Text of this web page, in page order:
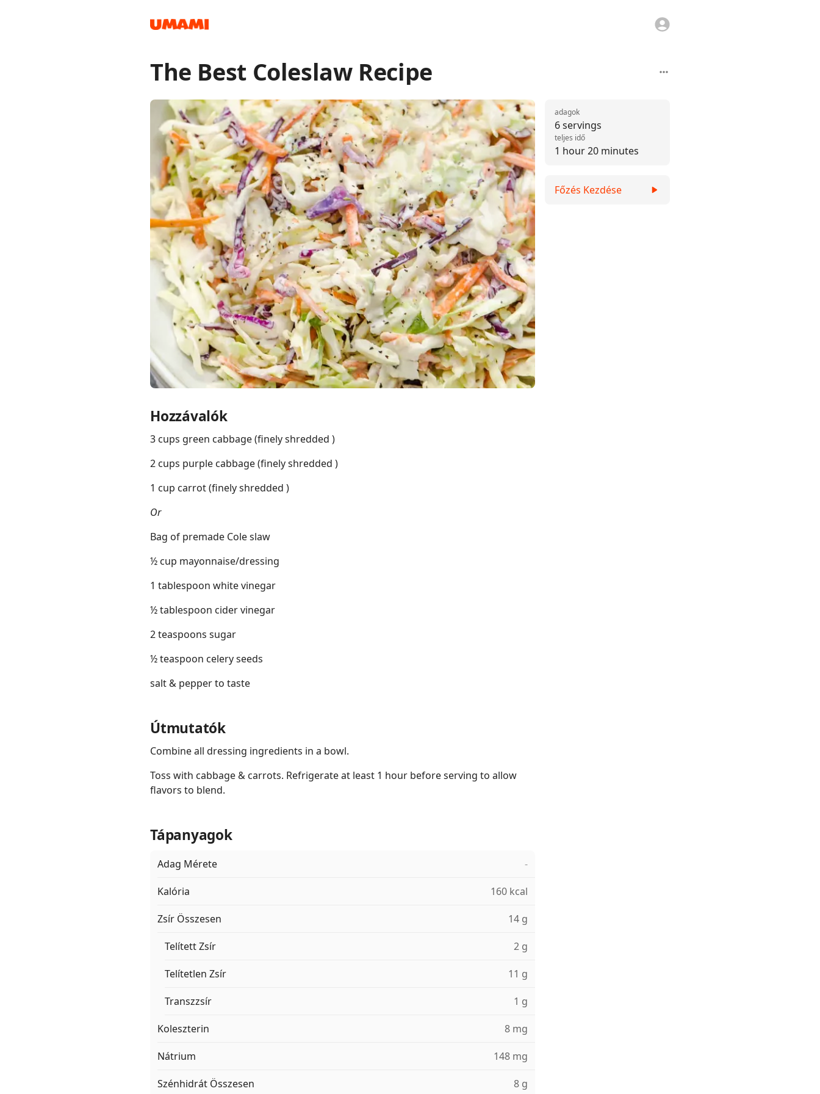
The Best Coleslaw Recipe
Hozzávalók
3 cups green cabbage (finely shredded )
2 cups purple cabbage (finely shredded )
1 cup carrot (finely shredded )
Or
Bag of premade Cole slaw
½ cup mayonnaise/dressing
1 tablespoon white vinegar
½ tablespoon cider vinegar
2 teaspoons sugar
½ teaspoon celery seeds
salt & pepper to taste
Útmutatók
Combine all dressing ingredients in a bowl.
Toss with cabbage & carrots. Refrigerate at least 1 hour before serving to allow
flavors to blend.
Tápanyagok
Adag Mérete -
Kalória 160 kcal
Zsír Összesen 14 g
Telített Zsír 2 g
Telítetlen Zsír 11 g
Transzzsír 1 g
Koleszterin 8 mg
Nátrium 148 mg
Szénhidrát Összesen 8 g
6 servings
adagok
1 hour 20 minutes
teljes idő
Főzés Kezdése